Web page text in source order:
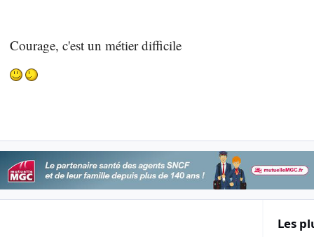
Courage, c'est un métier difficile
Les